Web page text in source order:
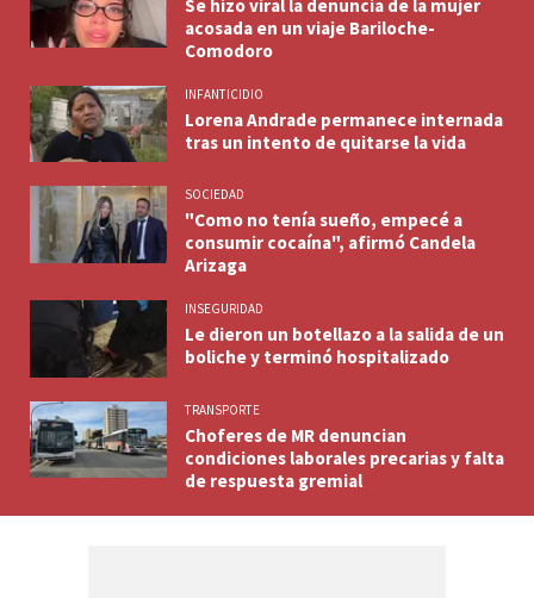
Se hizo viral la denuncia de la mujer
acosada en un viaje Bariloche-
Comodoro
INFANTICIDIO
Lorena Andrade permanece internada
tras un intento de quitarse la vida
SOCIEDAD
"Como no tenía sueño, empecé a
consumir cocaína", afirmó Candela
Arizaga
INSEGURIDAD
Le dieron un botellazo a la salida de un
boliche y terminó hospitalizado
TRANSPORTE
Choferes de MR denuncian
condiciones laborales precarias y falta
de respuesta gremial